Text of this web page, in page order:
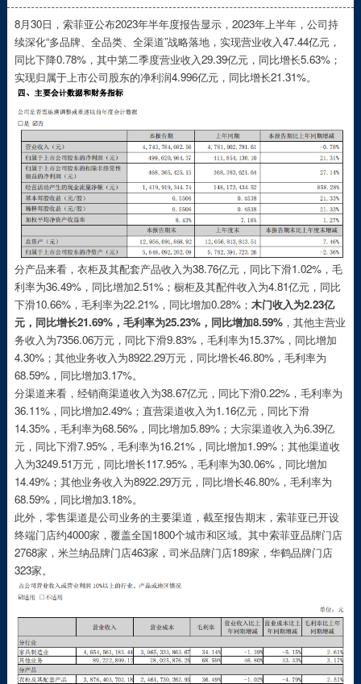
8月30日，索菲亚公布2023年半年度报告显示，2023年上半年，公司持
续深化“多品牌、全品类、全渠道”战略落地，实现营业收入47.44亿元，
同比下降0.78%，其中第二季度营业收入29.39亿元，同比增长5.63%；
实现归属于上市公司股东的净利润4.996亿元，同比增长21.31%。
分产品来看，衣柜及其配套产品收入为38.76亿元，同比下滑1.02%，毛
利率为36.49%，同比增加2.51%；橱柜及其配件收入为4.81亿元，同比
下滑10.66%，毛利率为22.21%，同比增加0.28%； 木门收入为2.23亿
元，同比增长21.69%，毛利率为25.23%，同比增加8.59%，其他主营业
务收入为7356.06万元，同比下滑9.83%，毛利率为15.37%，同比增加
4.30%；其他业务收入为8922.29万元，同比增长46.80%，毛利率为
68.59%，同比增加3.17%。
分渠道来看，经销商渠道收入为38.67亿元，同比下滑0.22%，毛利率为
36.11%，同比增加2.49%；直营渠道收入为1.16亿元，同比下滑
14.35%，毛利率为68.56%，同比增加5.89%；大宗渠道收入为6.39亿
元，同比下滑7.95%，毛利率为16.21%，同比增加1.99%；其他渠道收
入为3249.51万元，同比增长117.95%，毛利率为30.06%，同比增加
14.49%；其他业务收入为8922.29万元，同比增长46.80%，毛利率为
68.59%，同比增加3.18%。
此外，零售渠道是公司业务的主要渠道，截至报告期末，索菲亚已开设
终端门店约4000家，覆盖全国1800个城市和区域。其中索菲亚品牌门店
2768家，米兰纳品牌门店463家，司米品牌门店189家，华鹤品牌门店
323家。